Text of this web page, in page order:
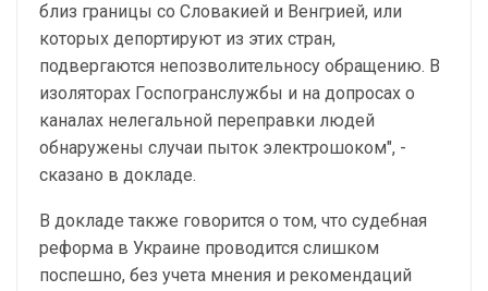
близ границы со Словакией и Венгрией, или
которых депортируют из этих стран,
подвергаются непозволительносу обращению. В
изоляторах Госпогранслужбы и на допросах о
каналах нелегальной переправки людей
обнаружены случаи пыток электрошоком", -
сказано в докладе.
В докладе также говорится о том, что судебная
реформа в Украине проводится слишком
поспешно, без учета мнения и рекомендаций